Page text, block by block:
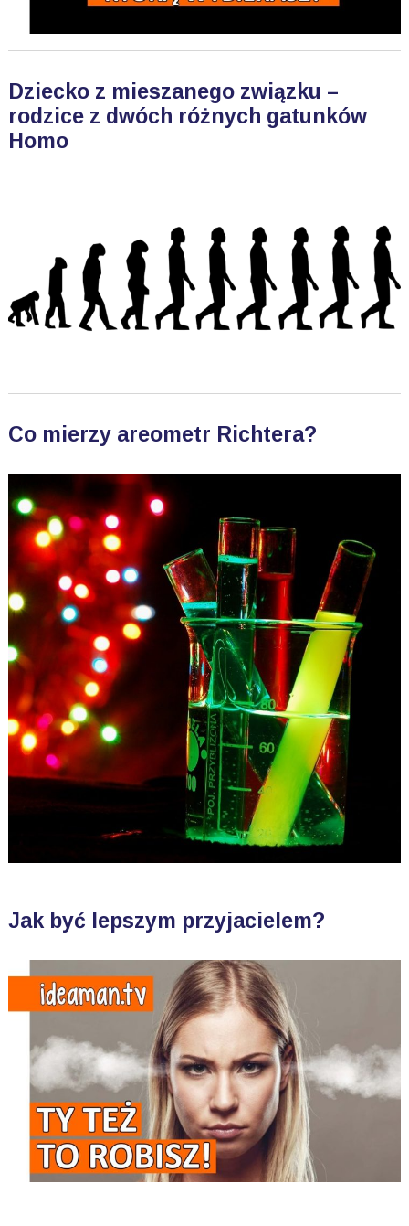
Dziecko z mieszanego związku –
rodzice z dwóch różnych gatunków
Homo
Co mierzy areometr Richtera?
Jak być lepszym przyjacielem?